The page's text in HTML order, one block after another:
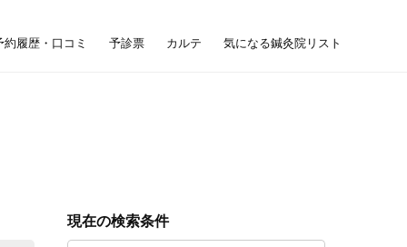
約履歴・口コミ 予診票 カルテ 気になる鍼灸院リスト
現在の検索条件